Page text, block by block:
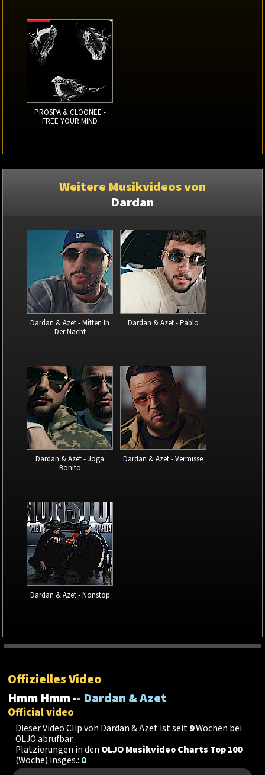
PROSPA & CLOONEE -
FREE YOUR MIND
Weitere Musikvideos von
Dardan
Dardan & Azet - Mitten In
Der Nacht
Dardan & Azet - Pablo
Dardan & Azet - Joga
Bonito
Dardan & Azet - Vermisse
Dardan & Azet - Nonstop
Offizielles Video
Hmm Hmm -- Dardan & Azet
Official video
Dieser Video Clip von Dardan & Azet ist seit9Wochen bei
OLJO abrufbar.
Platzierungen in den OLJO Musikvideo Charts Top 100
(Woche) insges.: 0